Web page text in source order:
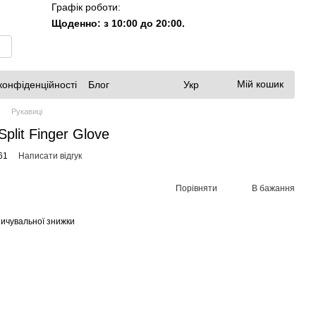
Графік роботи:
Щоденно: з 10:00 до 20:00.
Блог Укр Мій кошик
Рукавиці
Finger Glove
Написати відгук
Порівняти В бажання
знижки